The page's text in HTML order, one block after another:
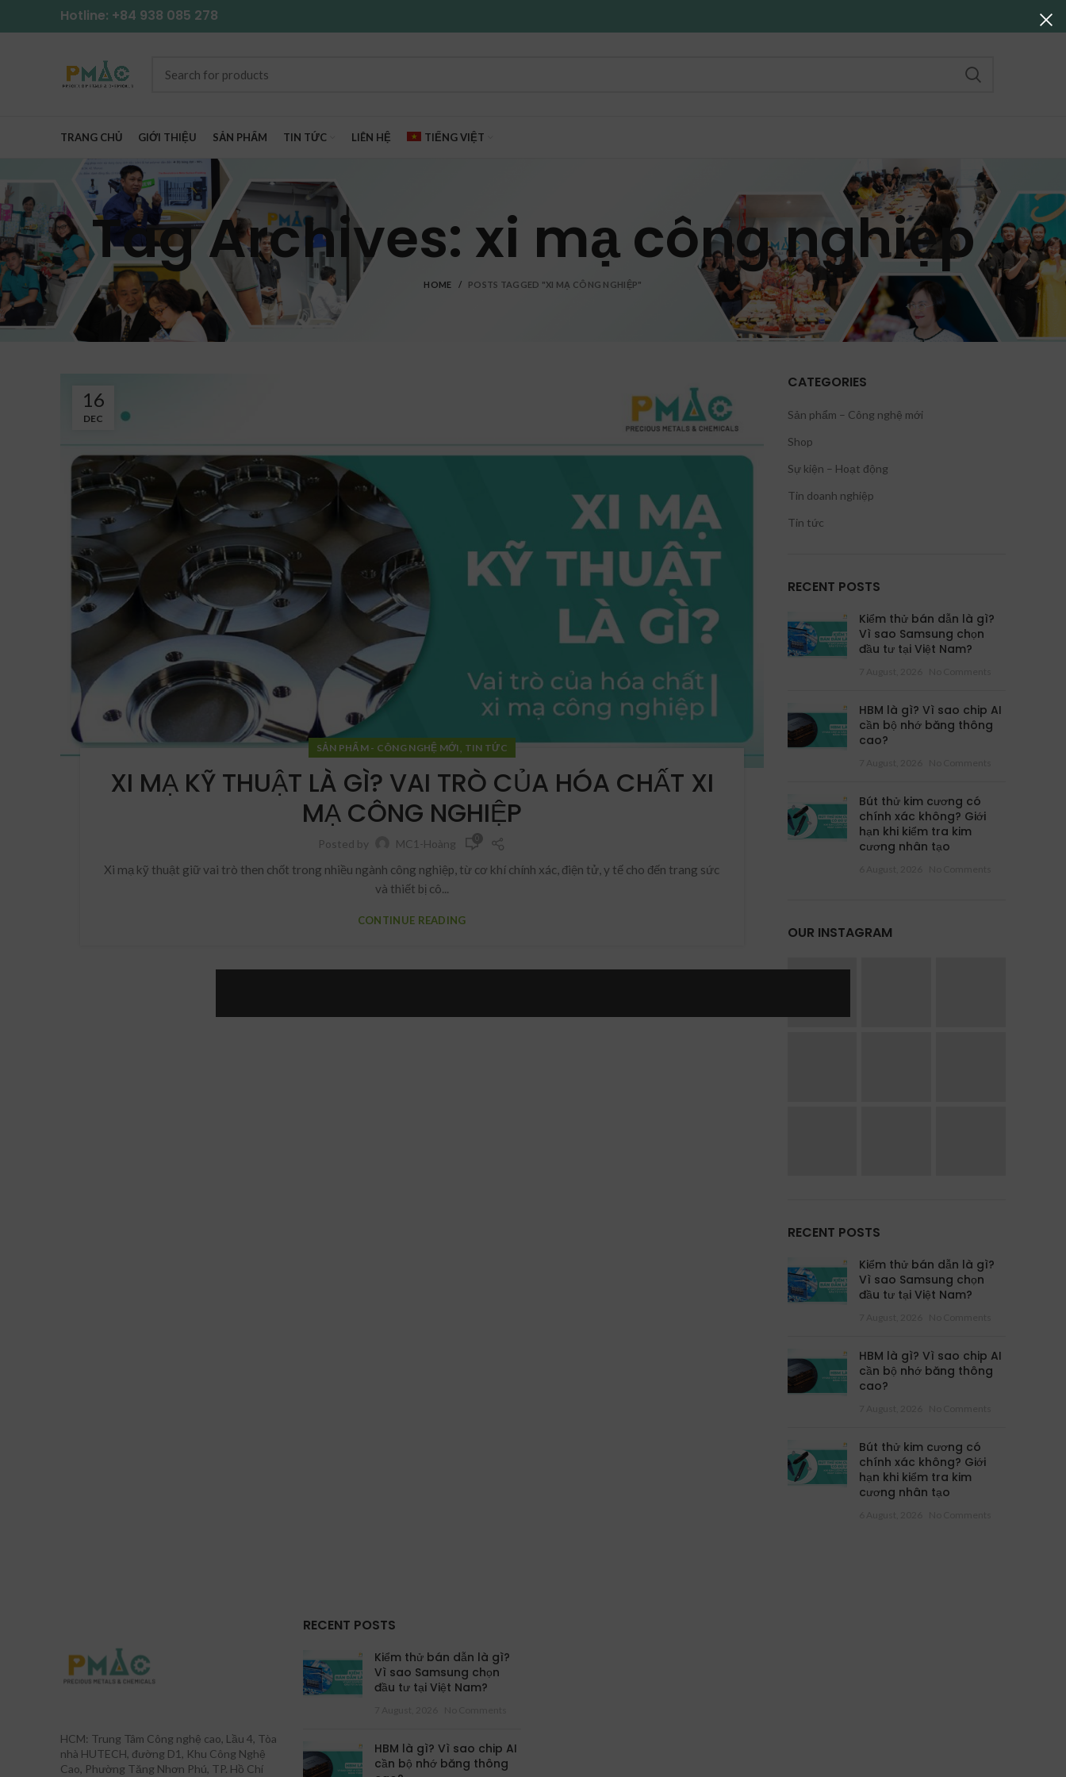
Hotline: +84 938 085 278
TRANG CHỦ GIỚI THIỆU SẢN PHẨM TIN TỨC LIÊN HỆ TIẾNG VIỆT
Tag Archives: xi mạ công nghiệp
HOME POSTS TAGGED "XI MẠ CÔNG NGHIỆP"
16
DEC
SẢN PHẨM - CÔNG NGHỆ MỚI, TIN TỨC
XI MẠ KỸ THUẬT LÀ GÌ? VAI TRÒ CỦA HÓA CHẤT XI
MẠ CÔNG NGHIỆP
Posted by MC1-Hoàng
Xi mạ kỹ thuật giữ vai trò then chốt trong nhiều ngành công nghiệp, từ cơ khí chính xác, điện tử, y tế cho đến trang sức
và thiết bị cô...
CONTINUE READING
CATEGORIES
Sản phẩm – Công nghệ mới
Shop
Sự kiện – Hoạt động
Tin doanh nghiệp
Tin tức
RECENT POSTS
Kiểm thử bán dẫn là gì?
Vì sao Samsung chọn
đầu tư tại Việt Nam?
HBM là gì? Vì sao chip AI
cần bộ nhớ băng thông
cao?
Bút thử kim cương có
chính xác không? Giới
hạn khi kiểm tra kim
cương nhân tạo
OUR INSTAGRAM
RECENT POSTS
Kiểm thử bán dẫn là gì?
Vì sao Samsung chọn
đầu tư tại Việt Nam?
HBM là gì? Vì sao chip AI
cần bộ nhớ băng thông
cao?
Bút thử kim cương có
chính xác không? Giới
hạn khi kiểm tra kim
cương nhân tạo
HCM: Trung Tâm Công nghệ cao, Lầu 4, Tòa
nhà HUTECH, đường D1, Khu Công Nghệ
Cao, Phường Tăng Nhơn Phú, TP. Hồ Chí
RECENT POSTS
Kiểm thử bán dẫn là gì?
Vì sao Samsung chọn
đầu tư tại Việt Nam?
HBM là gì? Vì sao chip AI
cần bộ nhớ băng thông